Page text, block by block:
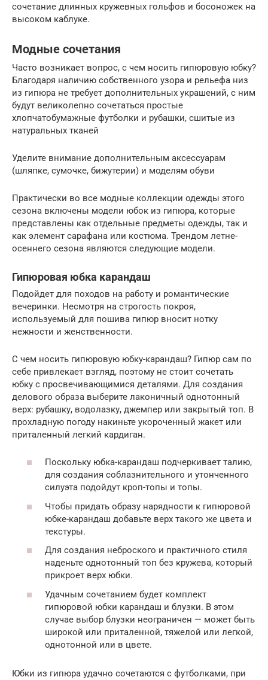
сочетание длинных кружевных гольфов и босоножек на
высоком каблуке.
Модные сочетания
Часто возникает вопрос, с чем носить гипюровую юбку?
Благодаря наличию собственного узора и рельефа низ
из гипюра не требует дополнительных украшений, с ним
будут великолепно сочетаться простые
хлопчатобумажные футболки и рубашки, сшитые из
натуральных тканей
Уделите внимание дополнительным аксессуарам
(шляпке, сумочке, бижутерии) и моделям обуви
Практически во все модные коллекции одежды этого
сезона включены модели юбок из гипюра, которые
представлены как отдельные предметы одежды, так и
как элемент сарафана или костюма. Трендом летне-
осеннего сезона являются следующие модели.
Гипюровая юбка карандаш
Подойдет для походов на работу и романтические
вечеринки. Несмотря на строгость покроя,
используемый для пошива гипюр вносит нотку
нежности и женственности.
С чем носить гипюровую юбку-карандаш? Гипюр сам по
себе привлекает взгляд, поэтому не стоит сочетать
юбку с просвечивающимися деталями. Для создания
делового образа выберите лаконичный однотонный
верх: рубашку, водолазку, джемпер или закрытый топ. В
прохладную погоду накиньте укороченный жакет или
приталенный легкий кардиган.
Поскольку юбка-карандаш подчеркивает талию,
для создания соблазнительного и утонченного
силуэта подойдут кроп-топы и топы.
Чтобы придать образу нарядности к гипюровой
юбке-карандаш добавьте верх такого же цвета и
текстуры.
Для создания неброского и практичного стиля
наденьте однотонный топ без кружева, который
прикроет верх юбки.
Удачным сочетанием будет комплект
гипюровой юбки карандаш и блузки. В этом
случае выбор блузки неограничен — может быть
широкой или приталенной, тяжелой или легкой,
однотонной или в цвете.
Юбки из гипюра удачно сочетаются с футболками, при